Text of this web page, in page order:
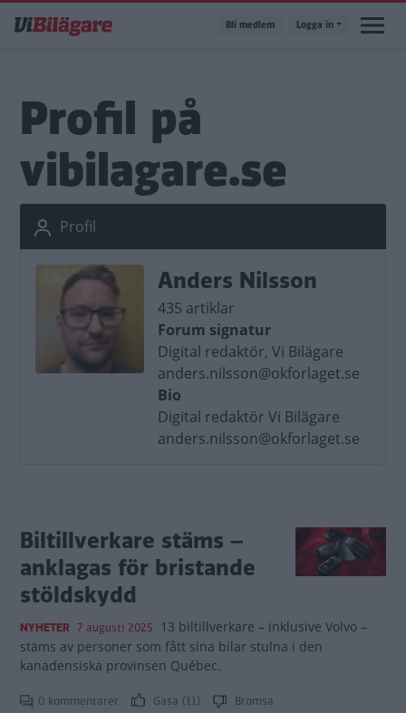
till
Bli medlem Logga in
Profil på
vibilagare.se
Profil
Anders Nilsson
435 artiklar
Forum signatur
Digital redaktör, Vi Bilägare
anders.nilsson@okforlaget.se
Bio
Digital redaktör Vi Bilägare
anders.nilsson@okforlaget.se
Biltillverkare stäms –
anklagas för bristande
stöldskydd
NYHETER 7 augusti 2025 13 biltillverkare – inklusive Volvo –
stäms av personer som fått sina bilar stulna i den
kanadensiska provinsen Québec.
0 kommentarer Gasa (11) Bromsa